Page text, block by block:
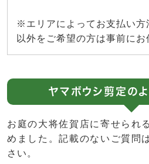
※エリアによってお支払い方
以外をご希望の方は事前にお
ヤマボウシ剪定の
お庭の大将佐賀店に寄せられ
めました。記載のないご質問
さい。